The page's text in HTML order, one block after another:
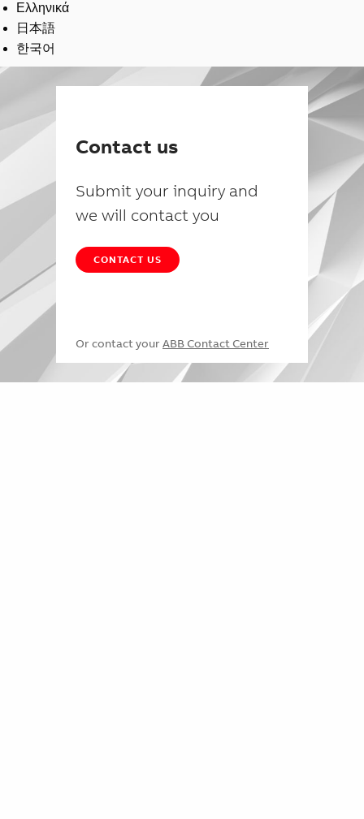
Ελληνικά
日本語
한국어
Contact us
Submit your inquiry and
we will contact you
CONTACT US
Or contact your ABB Contact Center